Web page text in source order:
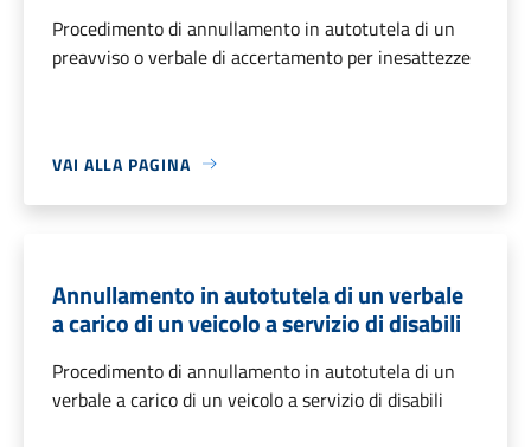
Procedimento di annullamento in autotutela di un
preavviso o verbale di accertamento per inesattezze
VAI ALLA PAGINA
Annullamento in autotutela di un verbale
a carico di un veicolo a servizio di disabili
Procedimento di annullamento in autotutela di un
verbale a carico di un veicolo a servizio di disabili